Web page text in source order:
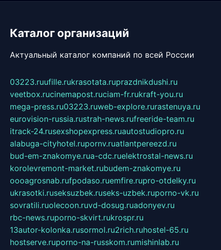
Каталог организаций
Актуальный каталог компаний по всей России
03223.ruufille.rukrasotata.ruprazdnikdushi.ru
veetbox.rucinemapost.ruciam-fr.rukraft-you.ru
mega-press.ru03223.ruweb-explore.rurastenuya.ru
eurovision-russia.rustrah-news.rufreeride-team.ru
itrack-24.rusexshopexpress.ruautostudiopro.ru
alabuga-cityhotel.rupornv.ruatlantpereezd.ru
bud-em-znakomye.rua-cdc.ruelektrostal-news.ru
korolevremont-market.rubudem-znakomye.ru
oooagrosnab.rufpodaso.ruemfire.rupro-otdelky.ru
ukrasotki.ruseksuzbek.ruseks-uzbek.ruporno-vk.ru
sovratili.ruolecoon.ruvd-dosug.ruadonyev.ru
rbc-news.ruporno-skvirt.rukrospr.ru
13autor-kolonka.rusormol.ru2rich.ruhostel-65.ru
hostserve.ruporno-na-russkom.rumishinlab.ru